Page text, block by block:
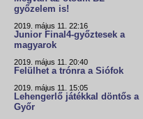
győzelem is!
2019. május 11. 22:16
Junior Final4-győztesek a
magyarok
2019. május 11. 20:40
Felülhet a trónra a Siófok
2019. május 11. 15:05
Lehengerlő játékkal döntős a
Győr